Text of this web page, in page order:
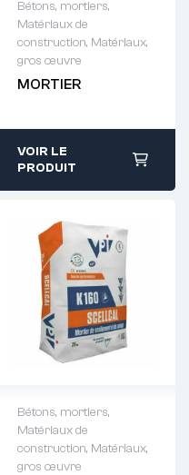
Bétons, mortiers,
Matériaux de
construction, Matériaux,
gros œuvre
MORTIER
Demande de
devis : 01 64 88
VOIR LE
PRODUIT
Bétons, mortiers,
Matériaux de
construction, Matériaux,
gros œuvre
Demande de
devis : 01 64 88